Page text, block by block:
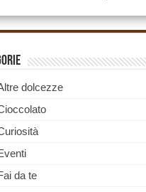
dolcezze
da te